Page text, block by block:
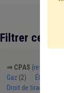
Filtrer cette
⇒ CPAS (retirer le
Gaz (2) Électricité
Droit de tirage